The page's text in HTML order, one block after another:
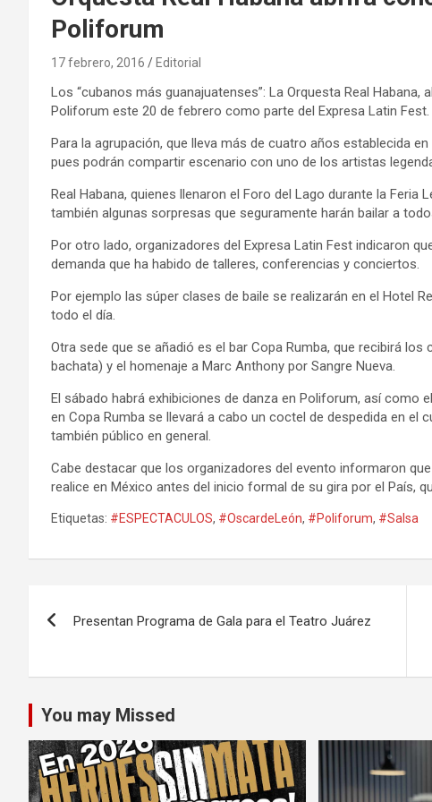
Poliforum
17 febrero, 2016 Editorial
Los “cubanos más guanajuatenses”: La Orquesta Real
Poliforum este 20 de febrero como parte del Expresa Latin Fest.
Para la agrupación, que lleva más de cuatro años establecida
pues podrán compartir escenario con uno de los artistas
Real Habana, quienes llenaron el Foro del Lago durante la
también algunas sorpresas que seguramente harán bailar a
Por otro lado, organizadores del Expresa Latin Fest indicaron
demanda que ha habido de talleres, conferencias y conciertos.
Por ejemplo las súper clases de baile se realizarán en el Hotel
todo el día.
Otra sede que se añadió es el bar Copa Rumba, que recibirá
bachata) y el homenaje a Marc Anthony por Sangre Nueva.
El sábado habrá exhibiciones de danza en Poliforum, así como
en Copa Rumba se llevará a cabo un coctel de despedida en el
también público en general.
Cabe destacar que los organizadores del evento informaron
realice en México antes del inicio formal de su gira por el País,
Etiquetas: #ESPECTACULOS, #OscardeLeón, #Poliforum, #Salsa
entradas
Presentan Programa de Gala para el Teatro Juárez
You may Missed